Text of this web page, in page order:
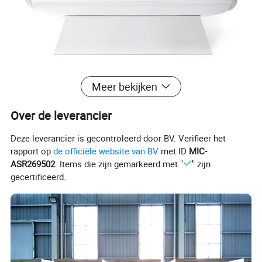
Meer bekijken
Over de leverancier
Deze leverancier is gecontroleerd door BV. Verifieer het
rapport opde officiële website van BV met ID MIC-
ASR269502. Items die zijn gemarkeerd met "
" zijn
gecertificeerd.